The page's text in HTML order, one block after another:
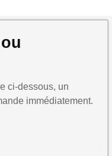
ci-dessous, un
immédiatement.